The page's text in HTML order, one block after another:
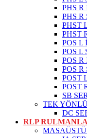
PHS R
PHS R
PHST
PHST
POS L
POS L
POS
POS R
POST
POST
SB
TEK
DC
RLP